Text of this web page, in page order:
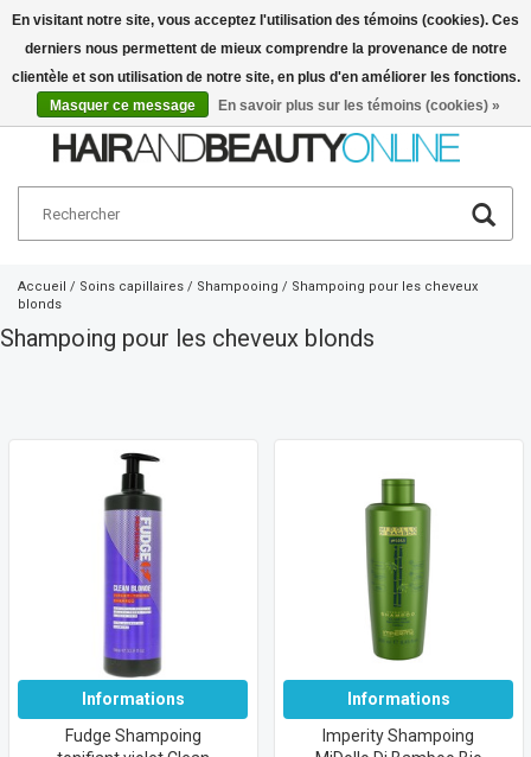
Français
Accueil / Soins capillaires / Shampooing / Shampoing pour les cheveux
blonds
Shampoing pour les cheveux blonds
Informations
Fudge Shampoing
Informations
Imperity Shampoing
En visitant notre site, vous acceptez l'utilisation des témoins (cookies). Ces
derniers nous permettent de mieux comprendre la provenance de notre
clientèle et son utilisation de notre site, en plus d'en améliorer les fonctions.
Masquer ce message
En savoir plus sur les témoins (cookies) »